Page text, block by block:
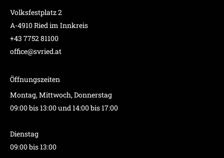
Volksfestplatz 2
A-4910 Ried im Innkreis
+43 7752 81100
office@svried.at
Öffnungszeiten
Montag, Mittwoch, Donnerstag
09:00 bis 13:00 und 14:00 bis 17:00
Dienstag
09:00 bis 13:00